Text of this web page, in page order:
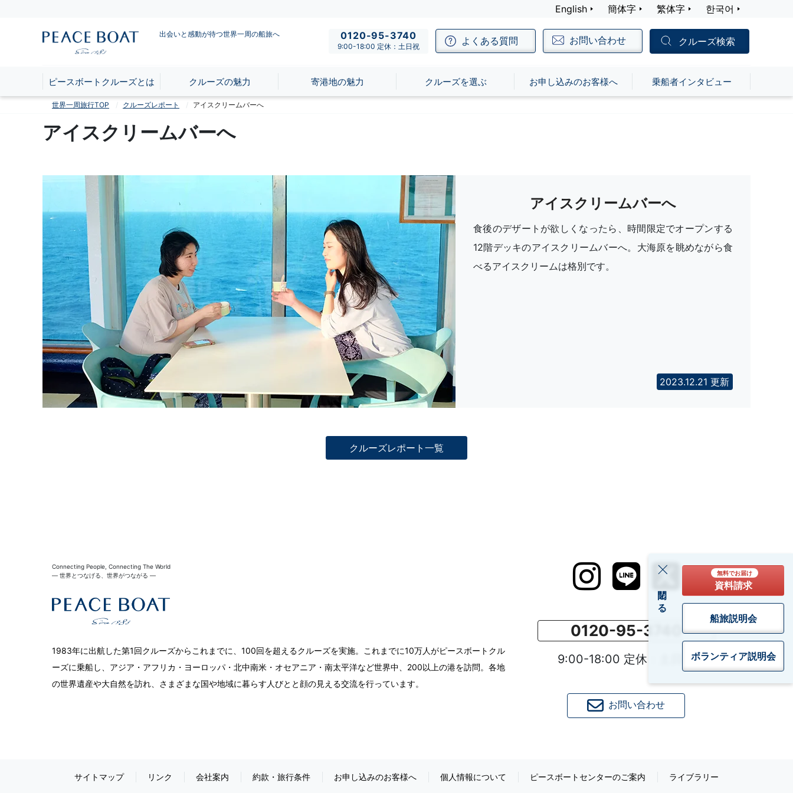
English 簡体字 繁体字 한국어
出会いと感動が待つ世界一周の船旅へ 0120-95-3740
9:00-18:00 定休：土日祝 よくある質問 お問い合わせ クルーズ検索
ピースボートクルーズとは クルーズの魅力 寄港地の魅力 クルーズを選ぶ お申し込みのお客様へ 乗船者インタビュー
閉じる
無料でお届け
資料請求
船旅説明会
ボランティア説明会
世界一周旅行TOP クルーズレポート アイスクリームバーへ
アイスクリームバーへ
アイスクリームバーへ
食後のデザートが欲しくなったら、時間限定でオープンする
12階デッキのアイスクリームバーへ。大海原を眺めながら食
べるアイスクリームは格別です。
2023.12.21 更新
クルーズレポート一覧
0120-95-3740
9:00-18:00 定休：土日祝
お問い合わせ
Connecting People, Connecting The World
― 世界とつなげる、世界がつながる ―
1983年に出航した第1回クルーズからこれまでに、100回を超えるクルーズを実施。これまでに10万人がピースボートクル
ーズに乗船し、アジア・アフリカ・ヨーロッパ・北中南米・オセアニア・南太平洋など世界中、200以上の港を訪問。各地
の世界遺産や大自然を訪れ、さまざまな国や地域に暮らす人びとと顔の見える交流を行っています。
サイトマップ リンク 会社案内 約款・旅行条件 お申し込みのお客様へ 個人情報について ピースボートセンターのご案内 ライブラリー